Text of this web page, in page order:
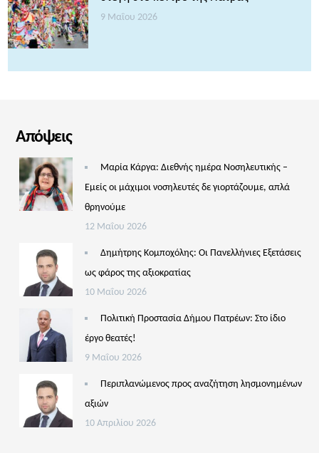
9 Μαΐου 2026
Απόψεις
Μαρία Κάργα: Διεθνής ημέρα Νοσηλευτικής –
Εμείς οι μάχιμοι νοσηλευτές δε γιορτάζουμε, απλά
θρηνούμε
12 Μαΐου 2026
Δημήτρης Κομποχόλης: Οι Πανελλήνιες Εξετάσεις
ως φάρος της αξιοκρατίας
10 Μαΐου 2026
Πολιτική Προστασία Δήμου Πατρέων: Στο ίδιο
έργο θεατές!
9 Μαΐου 2026
Περιπλανώμενος προς αναζήτηση λησμονημένων
αξιών
10 Απριλίου 2026